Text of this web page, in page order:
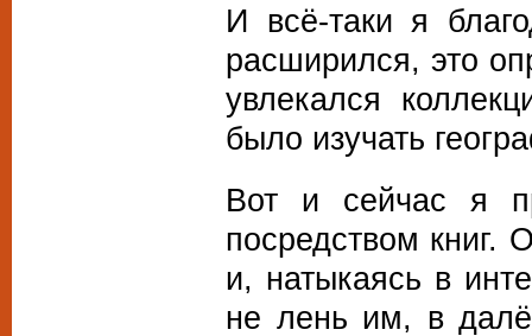
И всё-таки я
расширился, это
увлекался
было изучать
Вот и сейчас я
посредством книг.
и, натыкаясь в
не лень им, в